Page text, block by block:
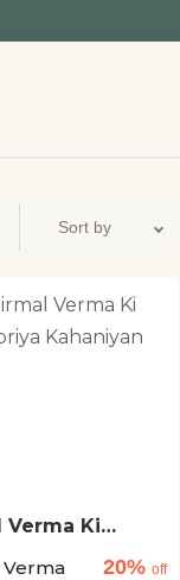
Verma Ki
20% off